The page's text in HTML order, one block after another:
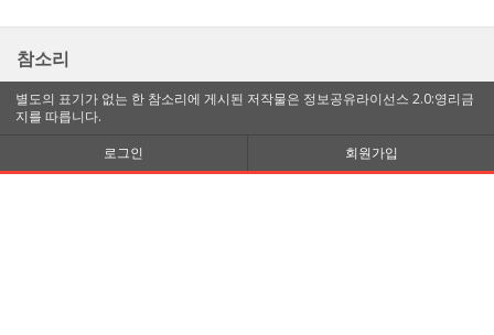
참소리
별도의 표기가 없는 한 참소리에 게시된 저작물은 정보공유라이선스 2.0:영리금
지를 따릅니다.
로그인
회원가입